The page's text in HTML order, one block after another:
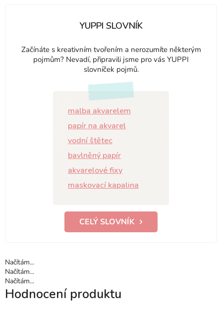
YUPPI SLOVNÍK
Začínáte s kreativním tvořením a nerozumíte některým
pojmům? Nevadí, připravili jsme pro vás YUPPI
slovníček pojmů.
malba akvarelem
papír na akvarel
vodní štětec
bavlněný papír
akvarelové fixy
maskovací kapalina
CELÝ SLOVNÍK
Načítám...
Načítám...
Načítám...
Hodnocení produktu